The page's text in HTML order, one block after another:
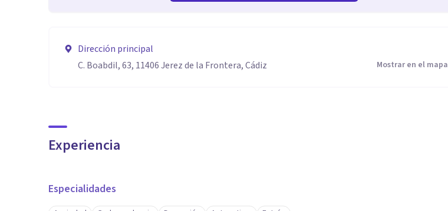
Dirección principal
C. Boabdil, 63, 11406 Jerez de la Frontera, Cádiz
Mostrar en el mapa
Experiencia
Especialidades